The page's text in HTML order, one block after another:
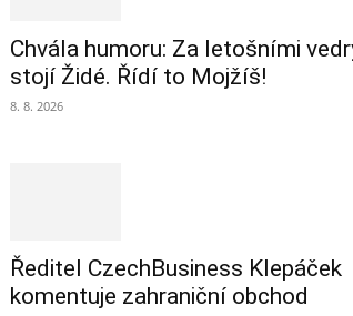
Chvála humoru: Za letošními
stojí Židé. Řídí to Mojžíš!
8. 8. 2026
Ředitel CzechBusiness Klepáček
komentuje zahraniční obchod